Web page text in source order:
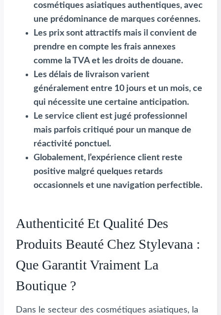
cosmétiques asiatiques authentiques, avec
une prédominance de marques coréennes.
Les prix sont attractifs mais il convient de
prendre en compte les frais annexes
comme la TVA et les droits de douane.
Les délais de livraison varient
généralement entre 10 jours et un mois, ce
qui nécessite une certaine anticipation.
Le service client est jugé professionnel
mais parfois critiqué pour un manque de
réactivité ponctuel.
Globalement, l’expérience client reste
positive malgré quelques retards
occasionnels et une navigation perfectible.
Authenticité Et Qualité Des
Produits Beauté Chez Stylevana :
Que Garantit Vraiment La
Boutique ?
Dans le secteur des cosmétiques asiatiques, la